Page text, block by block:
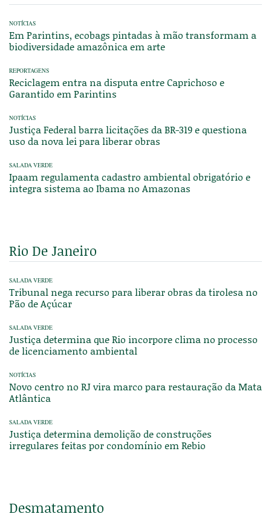
NOTÍCIAS
Em Parintins, ecobags pintadas à mão transformam a
biodiversidade amazônica em arte
REPORTAGENS
Reciclagem entra na disputa entre Caprichoso e
Garantido em Parintins
NOTÍCIAS
Justiça Federal barra licitações da BR-319 e questiona
uso da nova lei para liberar obras
SALADA VERDE
Ipaam regulamenta cadastro ambiental obrigatório e
integra sistema ao Ibama no Amazonas
Rio De Janeiro
SALADA VERDE
Tribunal nega recurso para liberar obras da tirolesa no
Pão de Açúcar
SALADA VERDE
Justiça determina que Rio incorpore clima no processo
de licenciamento ambiental
NOTÍCIAS
Novo centro no RJ vira marco para restauração da Mata
Atlântica
SALADA VERDE
Justiça determina demolição de construções
irregulares feitas por condomínio em Rebio
Desmatamento